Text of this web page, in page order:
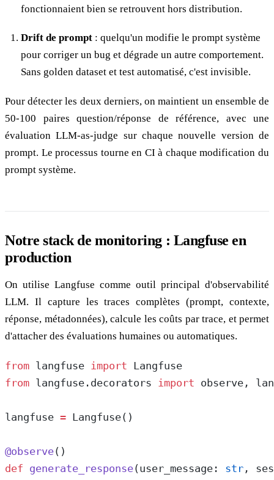
fonctionnaient bien se retrouvent hors distribution.
Drift de prompt : quelqu'un modifie le prompt système
pour corriger un bug et dégrade un autre comportement.
Sans golden dataset et test automatisé, c'est invisible.
Pour détecter les deux derniers, on maintient un ensemble de
50-100 paires question/réponse de référence, avec une
évaluation LLM-as-judge sur chaque nouvelle version de
prompt. Le processus tourne en CI à chaque modification du
prompt système.
Notre stack de monitoring : Langfuse en
production
On utilise Langfuse comme outil principal d'observabilité
LLM. Il capture les traces complètes (prompt, contexte,
réponse, métadonnées), calcule les coûts par trace, et permet
d'attacher des évaluations humaines ou automatiques.
from langfuse import Langfuse
from langfuse.decorators import observe,
langfuse = Langfuse()
@observe()
def generate_response(user_message: str ,